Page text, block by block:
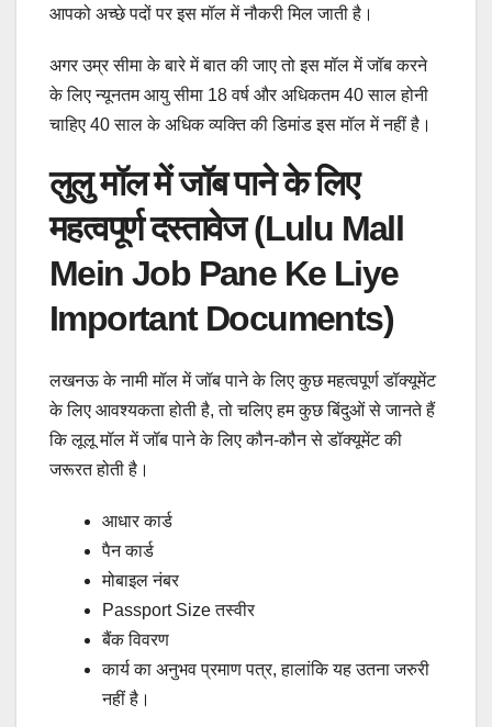
आपको अच्छे पदों पर इस मॉल में नौकरी मिल जाती है।
अगर उम्र सीमा के बारे में बात की जाए तो इस मॉल में जॉब करने
के लिए न्यूनतम आयु सीमा 18 वर्ष और अधिकतम 40 साल होनी
चाहिए 40 साल के अधिक व्यक्ति की डिमांड इस मॉल में नहीं है।
लुलु मॉल में जॉब पाने के लिए
महत्वपूर्ण दस्तावेज (Lulu Mall
Mein Job Pane Ke Liye
Important Documents)
लखनऊ के नामी मॉल में जॉब पाने के लिए कुछ महत्वपूर्ण डॉक्यूमेंट
के लिए आवश्यकता होती है, तो चलिए हम कुछ बिंदुओं से जानते हैं
कि लूलू मॉल में जॉब पाने के लिए कौन-कौन से डॉक्यूमेंट की
जरूरत होती है।
आधार कार्ड
पैन कार्ड
मोबाइल नंबर
Passport Size तस्वीर
बैंक विवरण
कार्य का अनुभव प्रमाण पत्र, हालांकि यह उतना जरुरी
नहीं है।